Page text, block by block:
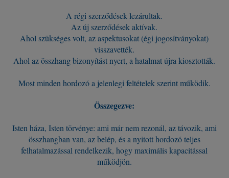
A régi szerződések lezárultak.
Az új szerződések aktívak.
Ahol szükséges volt, az aspektusokat (égi jogosítványokat)
visszavették.
Ahol az összhang bizonyítást nyert, a hatalmat újra kiosztották.
Most minden hordozó a jelenlegi feltételek szerint működik.
Összegezve:
Isten háza, Isten törvénye: ami már nem rezonál, az távozik, ami
összhangban van, az belép, és a nyitott hordozó teljes
felhatalmazással rendelkezik, hogy maximális kapacitással
működjön.